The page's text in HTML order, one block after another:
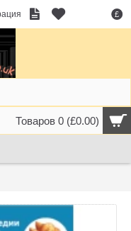
£
Товаров 0 (£0.00)